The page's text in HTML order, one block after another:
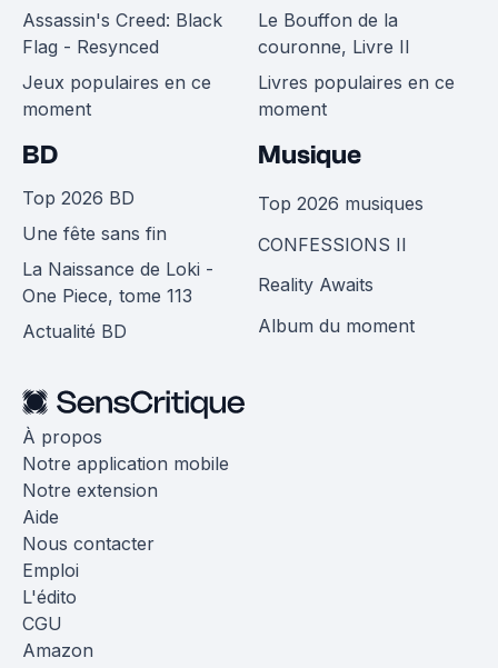
Assassin's Creed: Black
Flag - Resynced
Jeux populaires en ce
moment
Le Bouffon de la
couronne, Livre II
Livres populaires en ce
moment
BD
Top 2026 BD
Une fête sans fin
La Naissance de Loki -
One Piece, tome 113
Actualité BD
Musique
Top 2026 musiques
CONFESSIONS II
Reality Awaits
Album du moment
À propos
Notre application mobile
Notre extension
Aide
Nous contacter
Emploi
L'édito
CGU
Amazon